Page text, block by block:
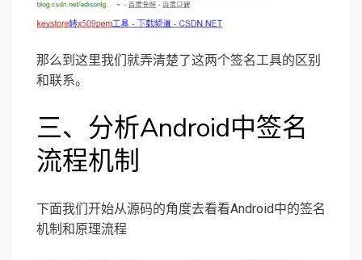
那么到这里我们就弄清楚了这两个签名工具的区别
和联系。
三、分析Android中签名
流程机制
下面我们开始从源码的角度去看看Android中的签名
机制和原理流程